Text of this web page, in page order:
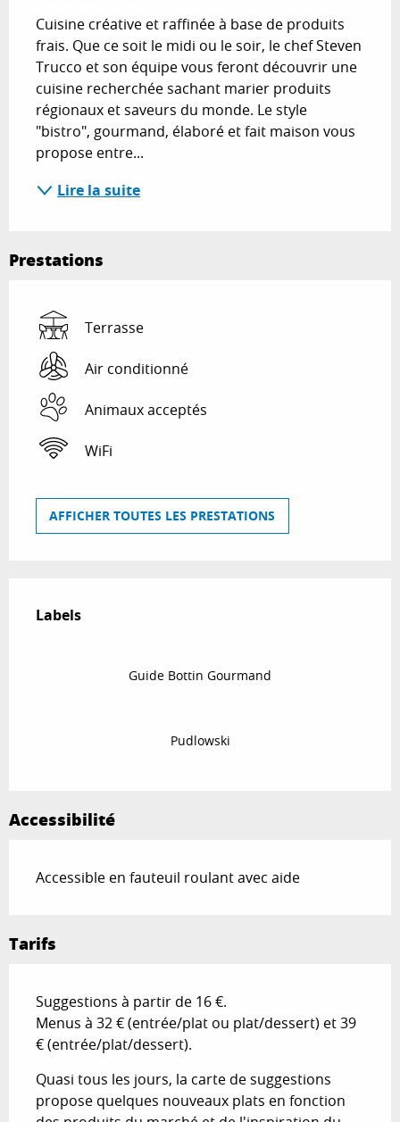
Cuisine créative et raffinée à base de produits
frais. Que ce soit le midi ou le soir, le chef Steven
Trucco et son équipe vous feront découvrir une
cuisine recherchée sachant marier produits
régionaux et saveurs du monde. Le style
"bistro", gourmand, élaboré et fait maison vous
propose entre...
Lire la suite
Prestations
Terrasse
Air conditionné
Animaux acceptés
WiFi
AFFICHER TOUTES LES PRESTATIONS
Labels
Labels
Guide Bottin Gourmand
Pudlowski
Accessibilité
Accessible en fauteuil roulant avec aide
Tarifs
Suggestions à partir de 16 €.
Menus à 32 € (entrée/plat ou plat/dessert) et 39
€ (entrée/plat/dessert).
Quasi tous les jours, la carte de suggestions
propose quelques nouveaux plats en fonction